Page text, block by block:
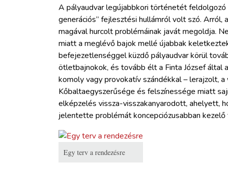
WEBSHOP
BELÉPÉS
REGISZTRÁCIÓ
A pályaudvar legújabbkori történetét
generációs” fejlesztési hullámról volt szó. Arról,
magával hurcolt problémáinak javát megoldja.
miatt a meglévő bajok mellé újabbak
befejezetlenséggel küzdő pályaudvar körül
ötletbajnokok, és tovább élt a Finta József
komoly vagy provokatív szándékkal – lerajzolt,
Kőbaltaegyszerűsége és felszínessége miatt
elképzelés vissza-visszakanyarodott, ahelyett,
jelentette problémát koncepciózusabban
Egy terv a rendezésre